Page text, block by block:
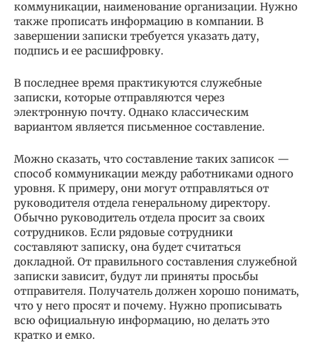
коммуникации, наименование организации. Нужно
также прописать информацию в компании. В
завершении записки требуется указать дату,
подпись и ее расшифровку.
В последнее время практикуются служебные
записки, которые отправляются через
электронную почту. Однако классическим
вариантом является письменное составление.
Можно сказать, что составление таких записок —
способ коммуникации между работниками одного
уровня. К примеру, они могут отправляться от
руководителя отдела генеральному директору.
Обычно руководитель отдела просит за своих
сотрудников. Если рядовые сотрудники
составляют записку, она будет считаться
докладной. От правильного составления служебной
записки зависит, будут ли приняты просьбы
отправителя. Получатель должен хорошо понимать,
что у него просят и почему. Нужно прописывать
всю официальную информацию, но делать это
кратко и емко.